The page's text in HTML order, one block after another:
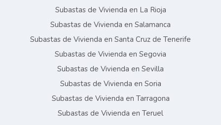
Subastas de Vivienda en La Rioja
Subastas de Vivienda en Salamanca
Subastas de Vivienda en Santa Cruz de Tenerife
Subastas de Vivienda en Segovia
Subastas de Vivienda en Sevilla
Subastas de Vivienda en Soria
Subastas de Vivienda en Tarragona
Subastas de Vivienda en Teruel